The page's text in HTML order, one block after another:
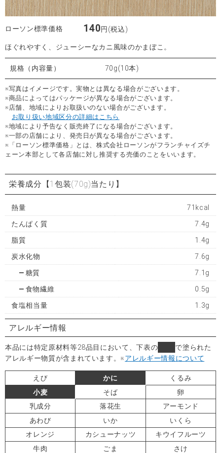
ローソン標準価格 140円(税込)
ほぐれやすく、ジューシーなカニ風味のかまぼこ。
規格（内容量） 70g(10本)
※写真はイメージです。実物とは異なる場合がございます。
※商品によってはパッケージが異なる場合がございます。
※店舗、地域によりお取扱いのない場合がございます。
お取り扱い地域区分の詳細はこちら
※地域により予告なく販売終了になる場合がございます。
※一部の店舗により、発売日が異なる場合がございます。
※「ローソン標準価格」とは、株式会社ローソンがフランチャイズチ
ェーン本部として各店舗に対し推奨する売価のことをいいます。
栄養成分 【1包装(70g)当たり】
熱量 71kcal
たんぱく質 7.4g
脂質 1.4g
炭水化物 7.6g
糖質 7.1g
食物繊維 0.5g
食塩相当量 1.3g
アレルギー情報
本品には特定原材料等28品目において、下表の
で塗られた
アレルギー物質が含まれています。※アレルギー情報について
えび かに
くるみ
小麦
そば
卵
乳成分
落花生
アーモンド
あわび
いか
いくら
オレンジ
カシューナッツ
キウイフルーツ
牛肉
ごま
さけ